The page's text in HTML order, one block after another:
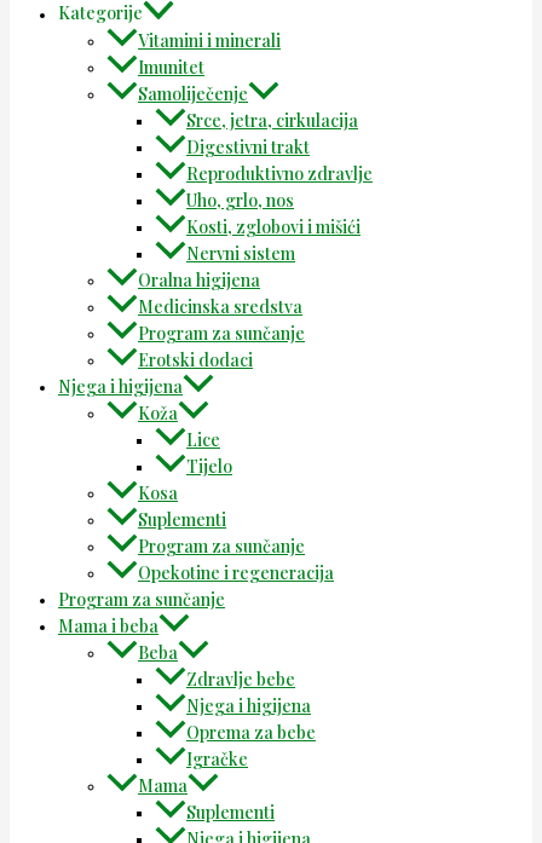
Kategorije
Vitamini i minerali
Imunitet
Samoliječenje
Srce, jetra, cirkulacija
Digestivni trakt
Reproduktivno zdravlje
Uho, grlo, nos
Kosti, zglobovi i mišići
Nervni sistem
Oralna higijena
Medicinska sredstva
Program za sunčanje
Erotski dodaci
Njega i higijena
Koža
Lice
Tijelo
Kosa
Suplementi
Program za sunčanje
Opekotine i regeneracija
Program za sunčanje
Mama i beba
Beba
Zdravlje bebe
Njega i higijena
Oprema za bebe
Igračke
Mama
Suplementi